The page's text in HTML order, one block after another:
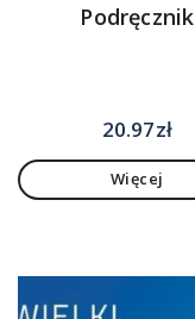
Podręcznik
20.97zł
Więcej